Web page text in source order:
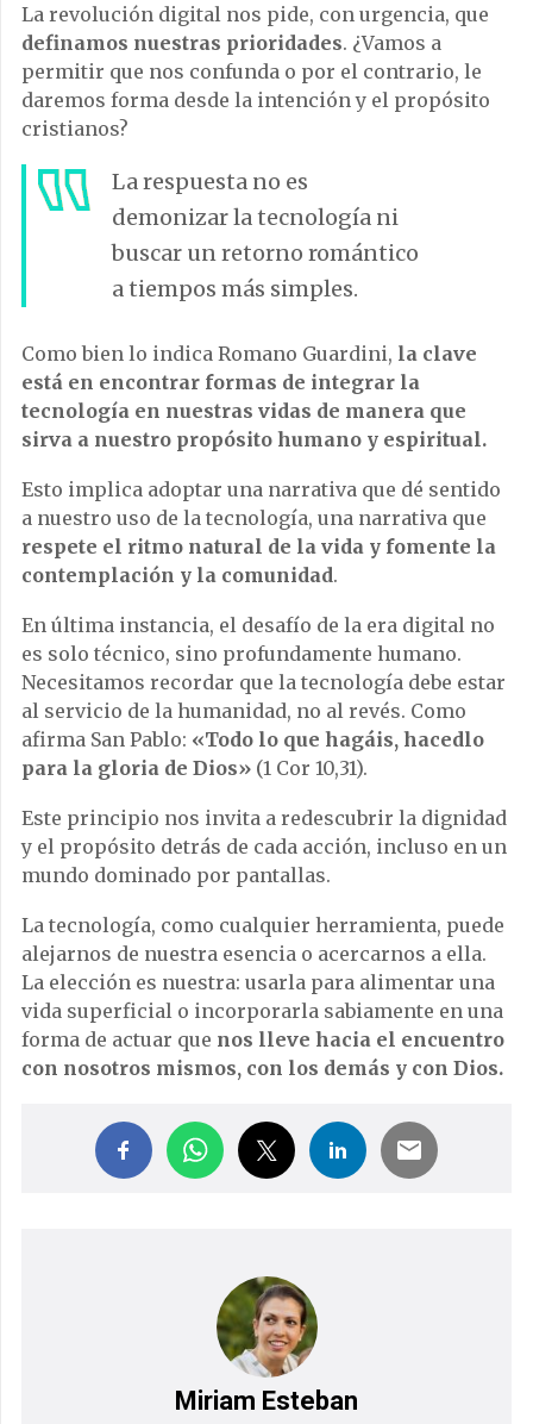
La revolución digital nos pide, con urgencia, que
definamos nuestras prioridades. ¿Vamos a
permitir que nos confunda o por el contrario, le
daremos forma desde la intención y el propósito
cristianos?
La respuesta no es
demonizar la tecnología ni
buscar un retorno romántico
a tiempos más simples.
Como bien lo indica Romano Guardini, la clave
está en encontrar formas de integrar la
tecnología en nuestras vidas de manera que
sirva a nuestro propósito humano y espiritual.
Esto implica adoptar una narrativa que dé sentido
a nuestro uso de la tecnología, una narrativa que
respete el ritmo natural de la vida y fomente la
contemplación y la comunidad.
En última instancia, el desafío de la era digital no
es solo técnico, sino profundamente humano.
Necesitamos recordar que la tecnología debe estar
al servicio de la humanidad, no al revés. Como
afirma San Pablo: «Todo lo que hagáis, hacedlo
para la gloria de Dios» (1 Cor 10,31).
Este principio nos invita a redescubrir la dignidad
y el propósito detrás de cada acción, incluso en un
mundo dominado por pantallas.
La tecnología, como cualquier herramienta, puede
alejarnos de nuestra esencia o acercarnos a ella.
La elección es nuestra: usarla para alimentar una
vida superficial o incorporarla sabiamente en una
forma de actuar que nos lleve hacia el encuentro
con nosotros mismos, con los demás y con Dios.
Miriam Esteban